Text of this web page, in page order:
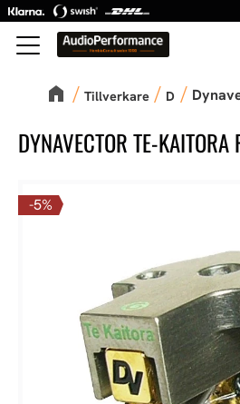
Meny
Tillverkare D
DYNAVECTOR TE-KAITORA
5%